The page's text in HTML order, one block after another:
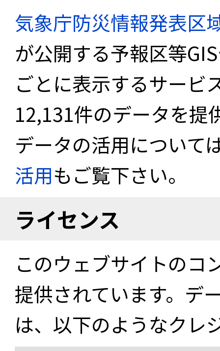
気象庁防災情報発表区
が公開する予報区等
ごとに表示するサービ
12,131件のデータを提
データの活用について
活用もご覧下さい。
ライセンス
このウェブサイトのコ
提供されています。デ
は、以下のようなクレ